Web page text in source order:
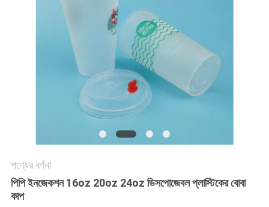
PRIVACY
পণ্যের বর্ণনা
পিপি ইনজেকশন 16oz 20oz 24oz ডিসপোজেবল প্লাস্টিকের বোবা
কাপ